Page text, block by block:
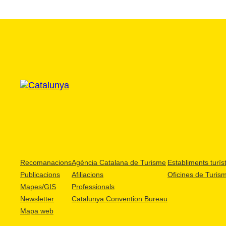
Recomanacions
Publicacions
Mapes/GIS
Newsletter
Mapa web
Agència Catalana de Turisme
Afiliacions
Professionals
Catalunya Convention Bureau
Establiments
Oficines de